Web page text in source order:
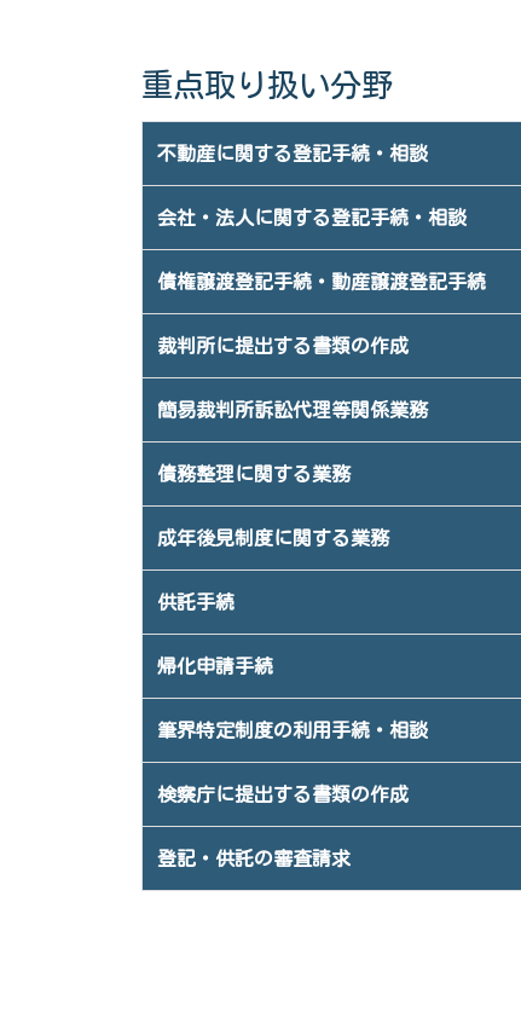
重点取り扱い分野
不動産に関する登記手続・相談
会社・法人に関する登記手続・相談
債権譲渡登記手続・動産譲渡登記手続
裁判所に提出する書類の作成
簡易裁判所訴訟代理等関係業務
債務整理に関する業務
成年後見制度に関する業務
供託手続
帰化申請手続
筆界特定制度の利用手続・相談
検察庁に提出する書類の作成
登記・供託の審査請求